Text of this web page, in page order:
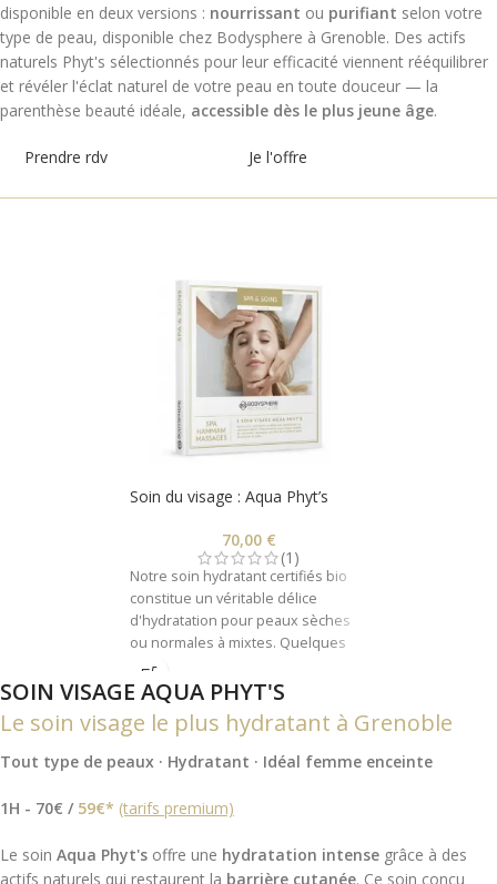
disponible en deux versions : nourrissant ou purifiant selon votre
type de peau, disponible chez Bodysphere à Grenoble. Des actifs
naturels Phyt's sélectionnés pour leur efficacité viennent rééquilibrer
et révéler l'éclat naturel de votre peau en toute douceur — la
parenthèse beauté idéale, accessible dès le plus jeune âge.
Prendre rdv Je l'offre
Soin du visage : Aqua Phyt’s
70,00 €
(1)
Notre soin hydratant certifiés bio
constitue un véritable délice
d'hydratation pour peaux sèches
ou normales à mixtes. Quelques
gouttes de fraîcheur pour
désaltérer la peau. Laissez vous
captiver par les sensations
délicieuses aux notes amandées-
fruitées de ce soin.
SOIN VISAGE AQUA PHYT'S
Le soin visage le plus hydratant à Grenoble
Tout type de peaux · Hydratant · Idéal femme enceinte
1H - 70€ / 59€* (tarifs premium)
Le soin Aqua Phyt's offre une hydratation intense grâce à des
actifs naturels qui restaurent la barrière cutanée. Ce soin conçu